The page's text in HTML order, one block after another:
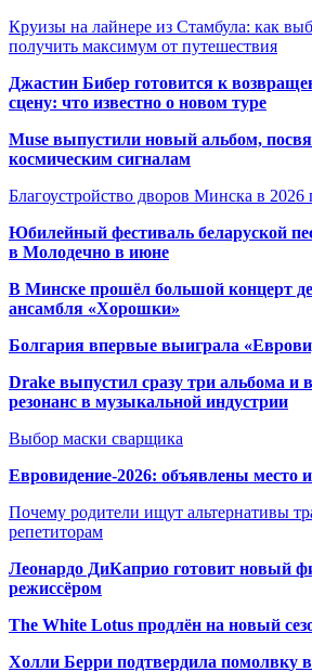
Круизы на лайнере из Стамбула: как
получить максимум от путешествия
Джастин Бибер готовится к
сцену: что известно о новом туре
Muse выпустили новый альбом,
космическим сигналам
Благоустройство дворов Минска в 2026
Юбилейный фестиваль беларуской
в Молодечно в июне
В Минске прошёл большой концерт
ансамбля «Хорошки»
Болгария впервые выиграла
Drake выпустил сразу три альбома и
резонанс в музыкальной индустрии
Выбор маски сварщика
Евровидение-2026: объявлены место
Почему родители ищут альтернативы
репетиторам
Леонардо ДиКаприо готовит новый
режиссёром
The White Lotus продлён на новый
Холли Берри подтвердила помолвку